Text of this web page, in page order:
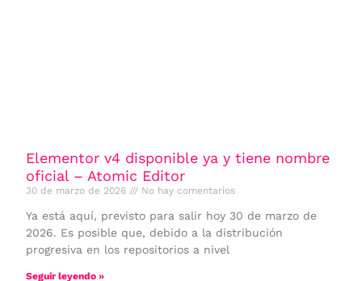
Elementor v4 disponible ya y tiene nombre
oficial – Atomic Editor
30 de marzo de 2026 No hay comentarios
Ya está aquí, previsto para salir hoy 30 de marzo de
2026. Es posible que, debido a la distribución
progresiva en los repositorios a nivel
Seguir leyendo »